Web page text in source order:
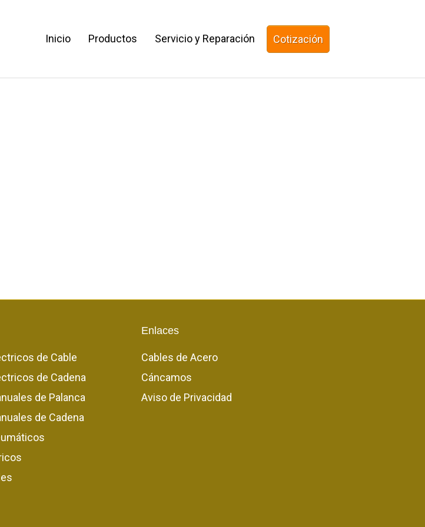
Inicio Productos Servicio y Reparación Cotización
de Cable
de Cadena
de Palanca
de Cadena
Enlaces
Cables de Acero
Cáncamos
Aviso de Privacidad